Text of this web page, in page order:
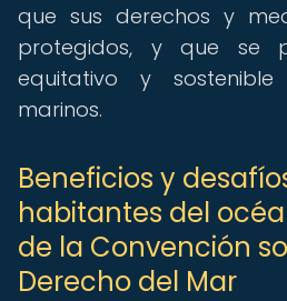
que sus derechos y
protegidos, y que se
equitativo y
marinos.
Beneficios y
habitantes del
de la Convención
Derecho del Mar